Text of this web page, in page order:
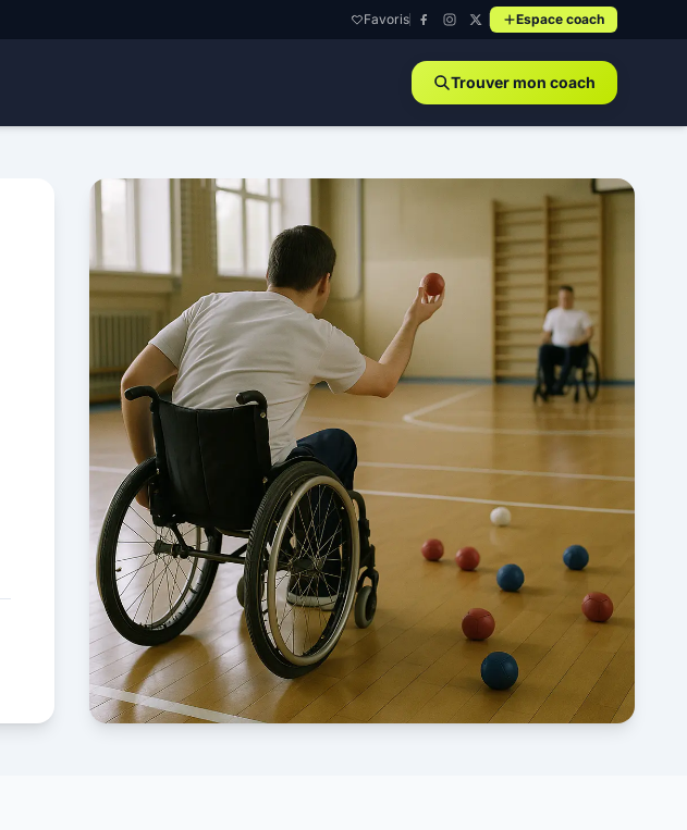
Favoris Espace coach
Trouver mon coach